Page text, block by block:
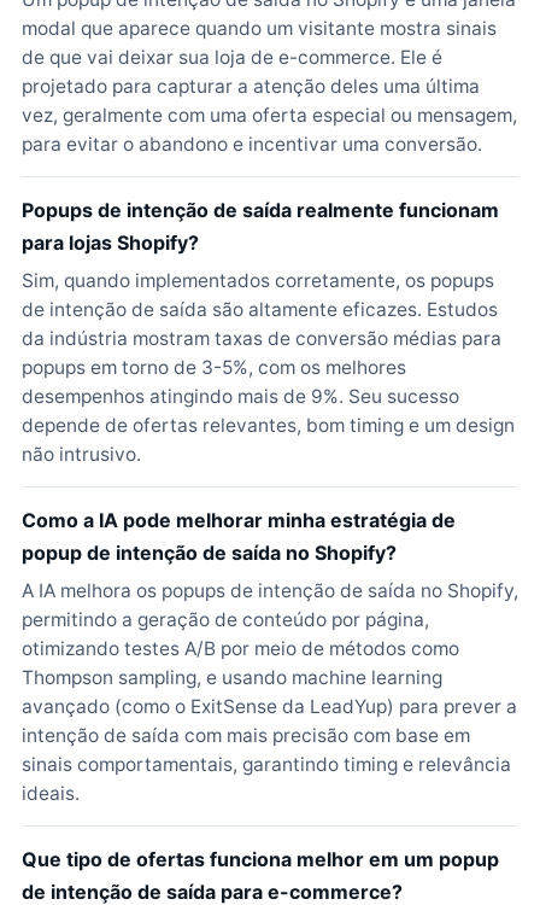
modal que aparece quando um visitante mostra sinais
de que vai deixar sua loja de e-commerce. Ele é
projetado para capturar a atenção deles uma última
vez, geralmente com uma oferta especial ou mensagem,
para evitar o abandono e incentivar uma conversão.
Popups de intenção de saída realmente funcionam
para lojas Shopify?
Sim, quando implementados corretamente, os popups
de intenção de saída são altamente eficazes. Estudos
da indústria mostram taxas de conversão médias para
popups em torno de 3-5%, com os melhores
desempenhos atingindo mais de 9%. Seu sucesso
depende de ofertas relevantes, bom timing e um design
não intrusivo.
Como a IA pode melhorar minha estratégia de
popup de intenção de saída no Shopify?
A IA melhora os popups de intenção de saída no Shopify,
permitindo a geração de conteúdo por página,
otimizando testes A/B por meio de métodos como
Thompson sampling, e usando machine learning
avançado (como o ExitSense da LeadYup) para prever a
intenção de saída com mais precisão com base em
sinais comportamentais, garantindo timing e relevância
ideais.
Que tipo de ofertas funciona melhor em um popup
de intenção de saída para e-commerce?